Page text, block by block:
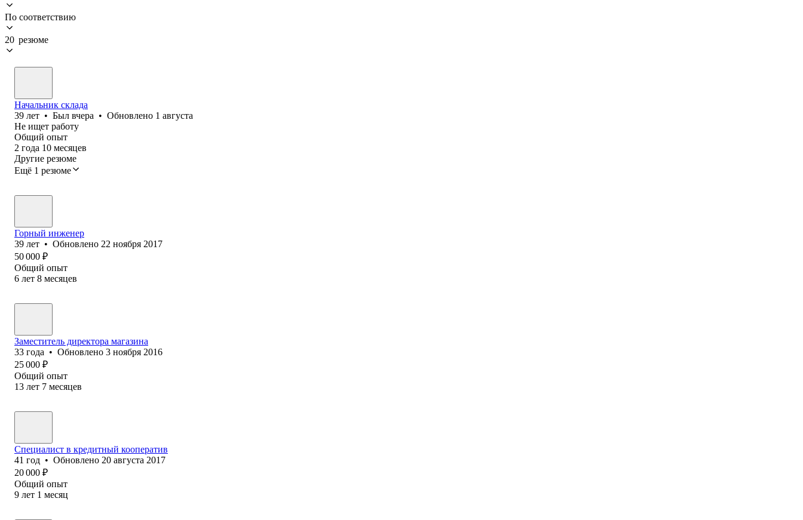
По соответствию
20 резюме
Начальник склада
39 лет • Был вчера • Обновлено 1 августа
Не ищет работу
Общий опыт
2 года 10 месяцев
Другие резюме
Ещё 1 резюме
Горный инженер
39 лет • Обновлено 22 ноября 2017
50 000 ₽
Общий опыт
6 лет 8 месяцев
Заместитель директора магазина
33 года • Обновлено 3 ноября 2016
25 000 ₽
Общий опыт
13 лет 7 месяцев
Специалист в кредитный кооператив
41 год • Обновлено 20 августа 2017
20 000 ₽
Общий опыт
9 лет 1 месяц